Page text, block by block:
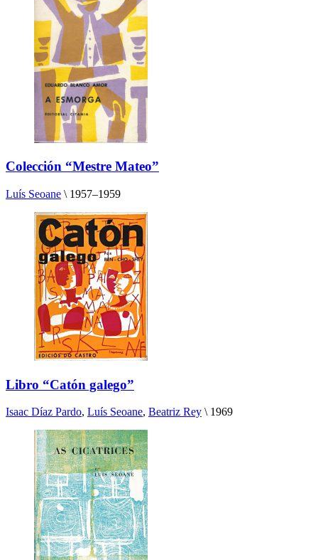
Colección “Mestre Mateo”
Luís Seoane \ 1957–1959
Libro “Catón galego”
Isaac Díaz Pardo, Luís Seoane, Beatriz Rey \ 1969